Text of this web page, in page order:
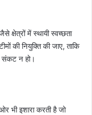
क्षेत्रों में स्थायी स्वच्छता
की नियुक्ति की जाए, ताकि
संकट न हो।
भी इशारा करती है जो